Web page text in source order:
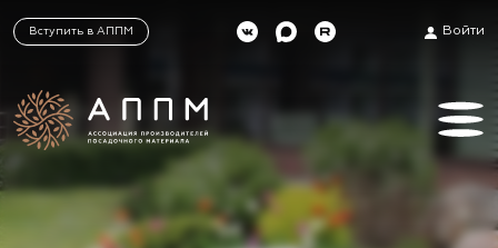
Вступить в АППМ Войти